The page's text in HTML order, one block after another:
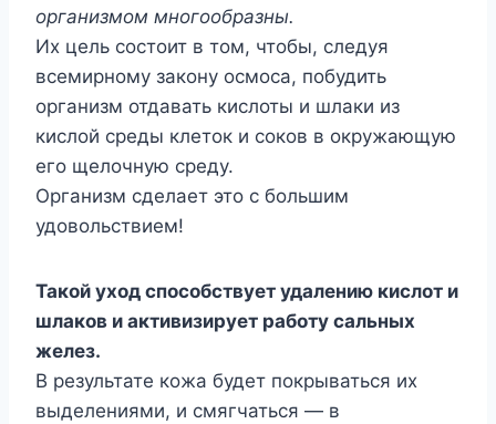
организмом многообразны.
Их цель состоит в том, чтобы, следуя
всемирному закону осмоса, побудить
организм отдавать кислоты и шлаки из
кислой среды клеток и соков в окружающую
его щелочную среду.
Организм сделает это с большим
удовольствием!
Такой уход способствует удалению кислот и
шлаков и активизирует работу сальных
желез.
В результате кожа будет покрываться их
выделениями, и смягчаться — в